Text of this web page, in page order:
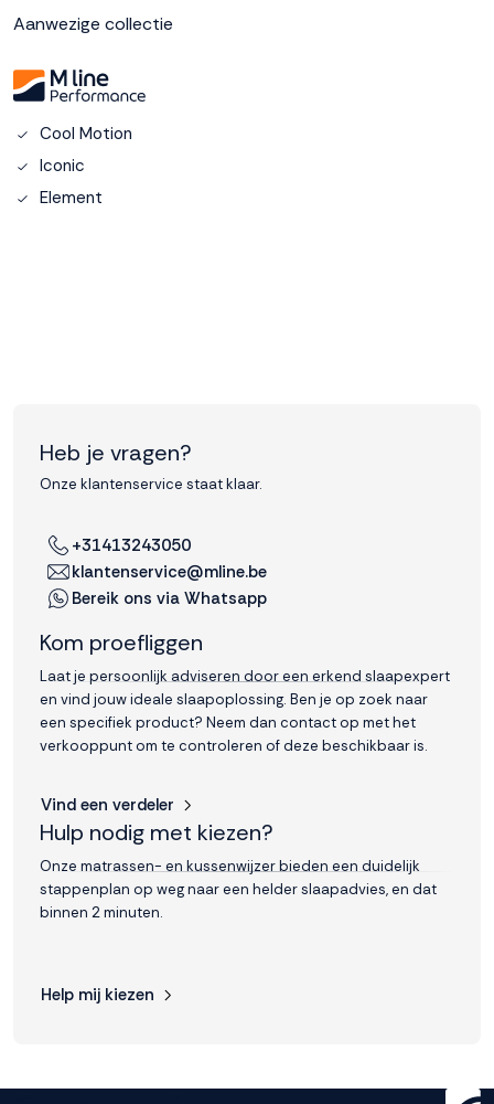
Weigeren
Aanwezige collectie
Cool Motion
Iconic
Element
Heb je vragen?
Onze klantenservice staat klaar.
+31413243050
klantenservice@mline.be
Bereik ons via Whatsapp
Kom proefliggen
Laat je persoonlijk adviseren door een erkend slaapexpert
en vind jouw ideale slaapoplossing. Ben je op zoek naar
een specifiek product? Neem dan contact op met het
verkooppunt om te controleren of deze beschikbaar is.
Vind een verdeler
Hulp nodig met kiezen?
Onze matrassen- en kussenwijzer bieden een duidelijk
stappenplan op weg naar een helder slaapadvies, en dat
binnen 2 minuten.
Help mij kiezen